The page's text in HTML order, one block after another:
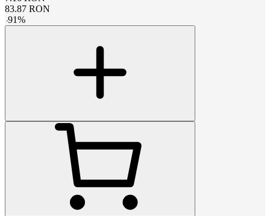
83.87 RON
-91%